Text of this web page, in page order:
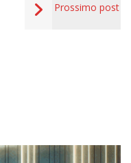
Prossimo post